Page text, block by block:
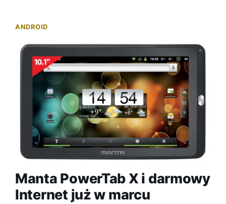
ANDROID
Manta PowerTab X i darmowy
Internet już w marcu